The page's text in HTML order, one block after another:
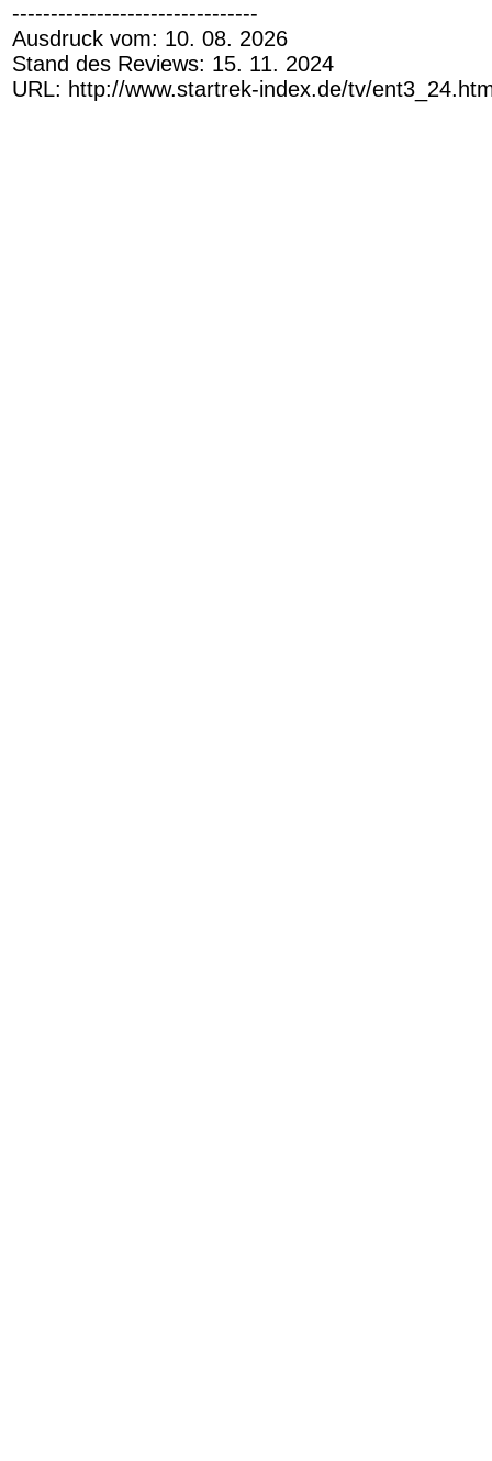
--------------------------------
Ausdruck vom: 10. 08. 2026
Stand des Reviews: 15. 11. 2024
URL: http://www.startrek-index.de/tv/